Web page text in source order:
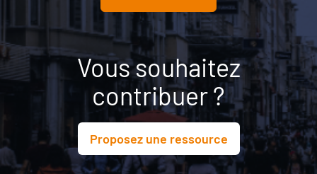
Vous souhaitez
contribuer ?
Proposez une ressource